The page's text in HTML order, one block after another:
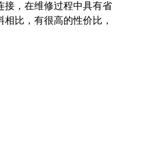
接，在维修过程中具有省
比，有很高的性价比，